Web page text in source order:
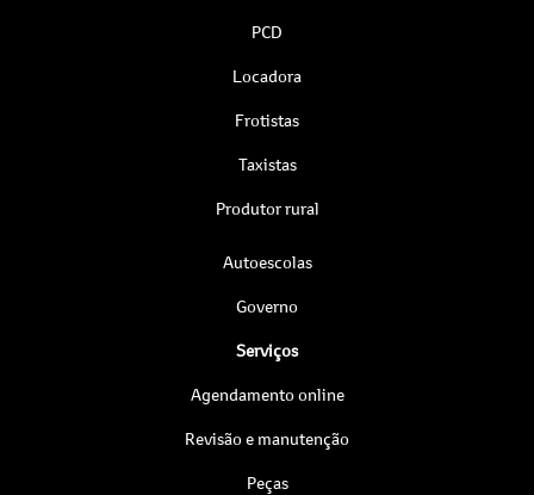
PCD
Locadora
Frotistas
Taxistas
Produtor rural
Autoescolas
Governo
Serviços
Agendamento online
Revisão e manutenção
Peças